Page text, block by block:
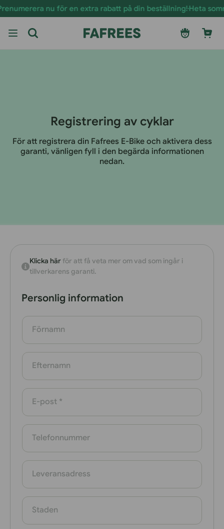
till
nu för en extra rabatt på din beställning!Heta
Logga
Vagn
Registrering av cyklar
För att registrera din Fafrees E-Bike och aktivera dess
garanti, vänligen fyll i den begärda informationen
nedan.
Klicka härför att få veta mer om vad som ingår i
tillverkarens garanti.
Personlig information
Förnamn
Efternamn
E-post *
Telefonnummer
Leveransadress
Staden